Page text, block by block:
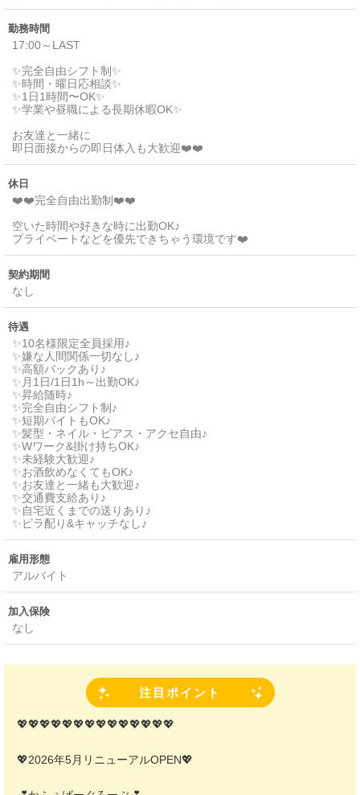
勤務時間
17:00～LAST
✨完全自由シフト制✨
✨時間・曜日応相談✨
✨1日1時間〜OK✨
✨学業や昼職による長期休暇OK✨
お友達と一緒に
即日面接からの即日体入も大歓迎❤️❤️
休日
❤️❤️完全自由出勤制❤️❤️
空いた時間や好きな時に出勤OK♪
プライベートなどを優先できちゃう環境です❤️
契約期間
なし
待遇
✨10名様限定全員採用♪
✨嫌な人間関係一切なし♪
✨高額バックあり♪
✨月1日/1日1h～出勤OK♪
✨昇給随時♪
✨完全自由シフト制♪
✨短期バイトもOK♪
✨髪型・ネイル・ピアス・アクセ自由♪
✨Wワーク&掛け持ちOK♪
✨未経験大歓迎♪
✨お酒飲めなくてもOK♪
✨お友達と一緒も大歓迎♪
✨交通費支給あり♪
✨自宅近くまでの送りあり♪
✨ビラ配り&キャッチなし♪
雇用形態
アルバイト
加入保険
なし
注目ポイント
💖💖💖💖💖💖💖💖💖💖💖💖💖💖
💖2026年5月リニューアルOPEN💖